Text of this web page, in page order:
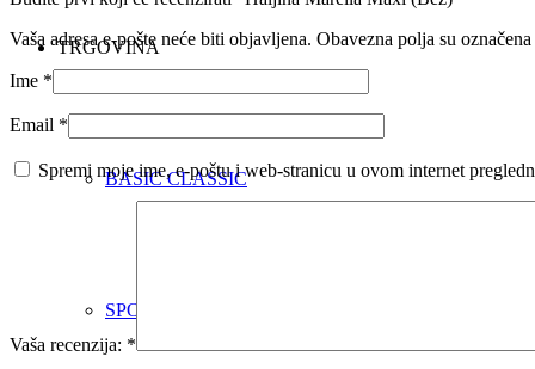
TRGOVINA
BASIC CLASSIC
SPORT CLASSIC
Vaša adresa e-pošte neće biti objavljena. Obavezna polja su označena
Ime *
Email *
Spremi moje ime, e-poštu i web-stranicu u ovom internet
Vaša recenzija: *